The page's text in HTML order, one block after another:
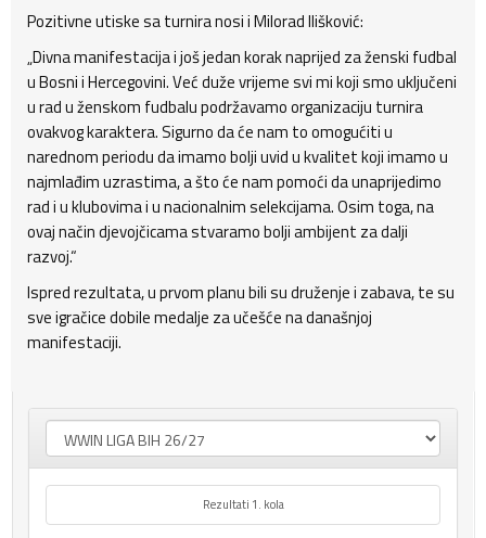
Pozitivne utiske sa turnira nosi i Milorad Ilišković:
„Divna manifestacija i još jedan korak naprijed za ženski fudbal
u Bosni i Hercegovini. Već duže vrijeme svi mi koji smo uključeni
u rad u ženskom fudbalu podržavamo organizaciju turnira
ovakvog karaktera. Sigurno da će nam to omogućiti u
narednom periodu da imamo bolji uvid u kvalitet koji imamo u
najmlađim uzrastima, a što će nam pomoći da unaprijedimo
rad i u klubovima i u nacionalnim selekcijama. Osim toga, na
ovaj način djevojčicama stvaramo bolji ambijent za dalji
razvoj.“
Ispred rezultata, u prvom planu bili su druženje i zabava, te su
sve igračice dobile medalje za učešće na današnjoj
manifestaciji.
Rezultati 1. kola